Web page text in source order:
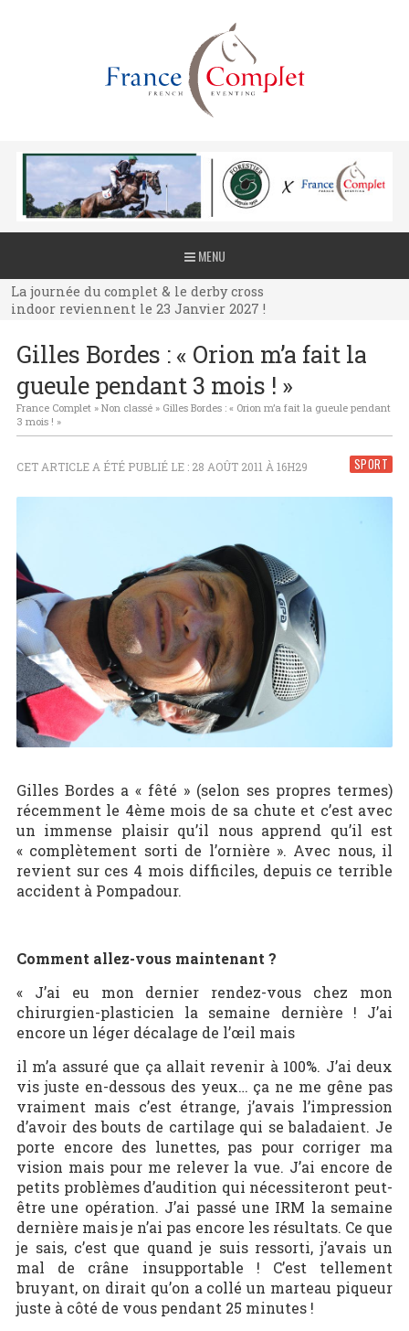
MENU
La journée du complet & le derby cross
indoor reviennent le 23 Janvier 2027 !
La journée du complet & le derby cross
indoor reviennent le 23 Janvier 2027 !
indoor reviennent le 23 Janvier 2027 !
Gilles Bordes : « Orion m’a fait la
gueule pendant 3 mois ! »
France Complet» Non classé» Gilles Bordes : « Orion m’a fait la gueule pendant
3 mois ! »
SPORT
CET ARTICLE A ÉTÉ PUBLIÉ LE : 28 AOÛT 2011 À 16H29
Gilles Bordes a « fêté » (selon ses propres termes)
récemment le 4ème mois de sa chute et c’est avec
un immense plaisir qu’il nous apprend qu’il est
« complètement sorti de l’ornière ». Avec nous, il
revient sur ces 4 mois difficiles, depuis ce terrible
accident à Pompadour.
Comment allez-vous maintenant ?
« J’ai eu mon dernier rendez-vous chez mon
chirurgien-plasticien la semaine dernière ! J’ai
encore un léger décalage de l’œil mais
il m’a assuré que ça allait revenir à 100%. J’ai deux
vis juste en-dessous des yeux… ça ne me gêne pas
vraiment mais c’est étrange, j’avais l’impression
d’avoir des bouts de cartilage qui se baladaient. Je
porte encore des lunettes, pas pour corriger ma
vision mais pour me relever la vue. J’ai encore de
petits problèmes d’audition qui nécessiteront peut-
être une opération. J’ai passé une IRM la semaine
dernière mais je n’ai pas encore les résultats. Ce que
je sais, c’est que quand je suis ressorti, j’avais un
mal de crâne insupportable ! C’est tellement
bruyant, on dirait qu’on a collé un marteau piqueur
juste à côté de vous pendant 25 minutes !